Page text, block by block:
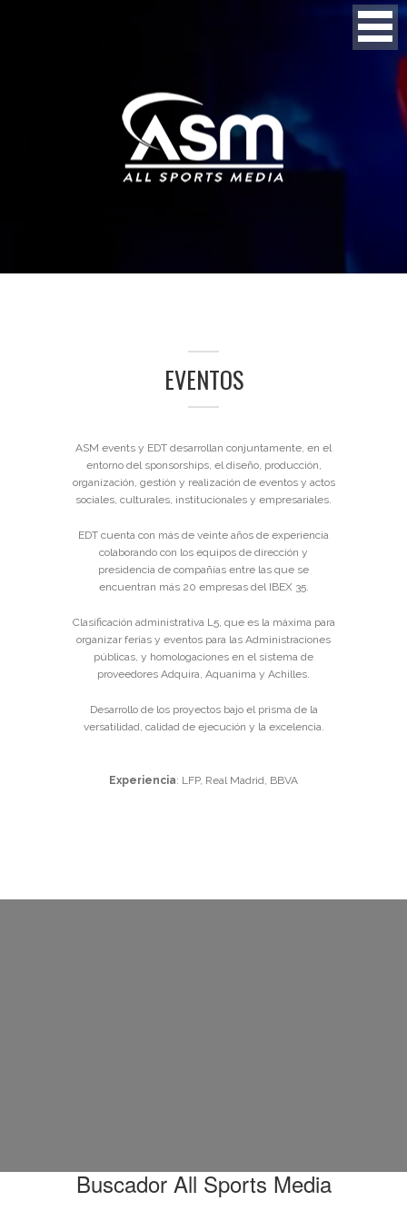
EVENTOS
ASM events y EDT desarrollan conjuntamente, en el
entorno del sponsorships, el diseño, producción,
organización, gestión y realización de eventos y actos
sociales, culturales, institucionales y empresariales.
EDT cuenta con más de veinte años de experiencia
colaborando con los equipos de dirección y
presidencia de compañías entre las que se
encuentran más 20 empresas del IBEX 35.
Clasificación administrativa L5, que es la máxima para
organizar ferias y eventos para las Administraciones
públicas, y homologaciones en el sistema de
proveedores Adquira, Aquanima y Achilles.
Desarrollo de los proyectos bajo el prisma de la
versatilidad, calidad de ejecución y la excelencia.
Experiencia: LFP, Real Madrid, BBVA
Buscador All Sports Media